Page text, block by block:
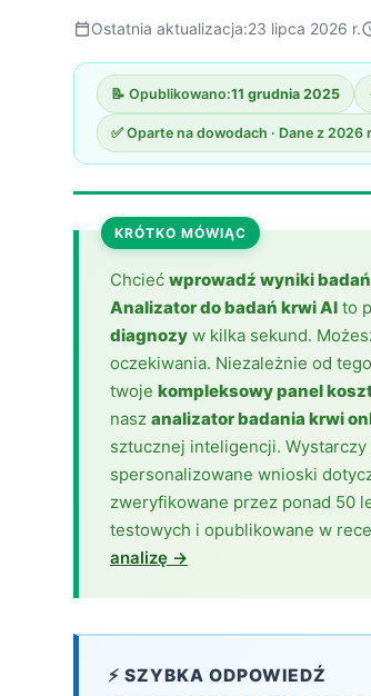
Ostatnia aktualizacja:23 lipca 2026 r.
📝 Opublikowano:11 grudnia 2025
✅ Oparte na dowodach · Dane z 2026
KRÓTKO MÓWIĄC
Chcieć wprowadź wyniki
Analizator do badań krwi AI to
diagnozy w kilka sekund.
oczekiwania. Niezależnie od
twoje kompleksowy panel
nasz analizator badania krwi
sztucznej inteligencji. Wystarczy
spersonalizowane wnioski
zweryfikowane przez ponad 50
testowych i opublikowane w
analizę →
⚡ SZYBKA ODPOWIEDŹ
Українська
Latviešu valoda
Македонски јазик